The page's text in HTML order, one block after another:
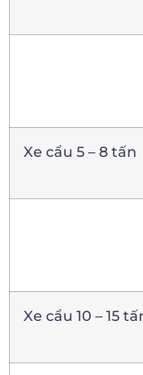
Xe cẩu 5 – 8 tấn
Xe cẩu 10 – 15